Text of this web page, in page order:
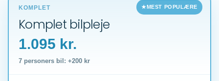
MEST POPULÆRE
KOMPLET
Komplet bilpleje
1.095 kr.
7 personers bil: +200 kr